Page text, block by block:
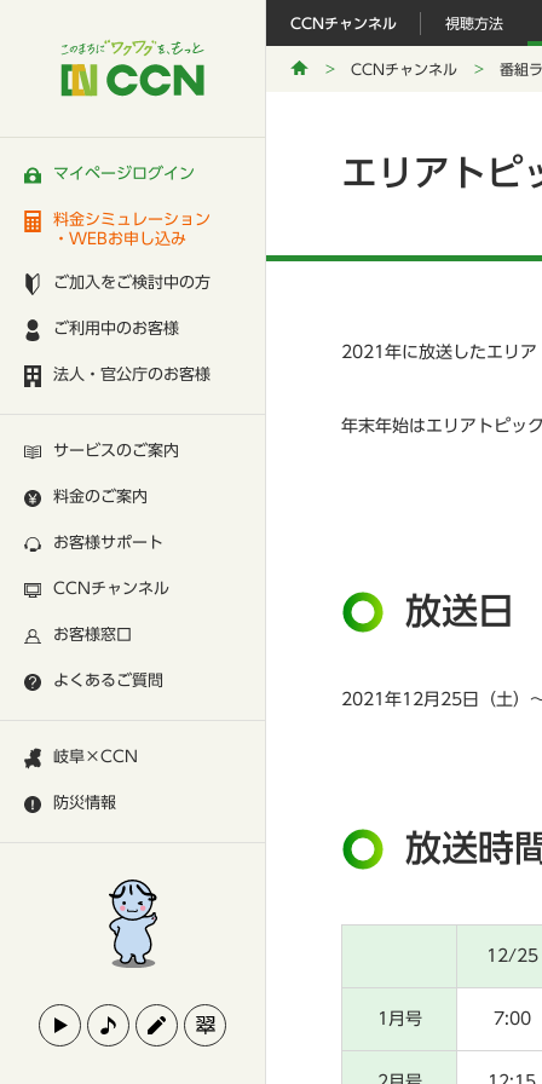
マイページログイン
料金シミュレーション
・WEBお申し込み
ご加入をご検討中の方
ご利用中のお客様
法人・官公庁のお客様
サービスのご案内
料金のご案内
お客様サポート
CCNチャンネル
お客様窓口
よくあるご質問
岐阜×CCN
防災情報
CCNチャンネル 視聴方法
CCNチャンネル 番組
エリアトピ
2021年に放送したエリア
年末年始はエリアトピッ
放送日
2021年12月25日（土）
放送時
12/25
1月号 7:00